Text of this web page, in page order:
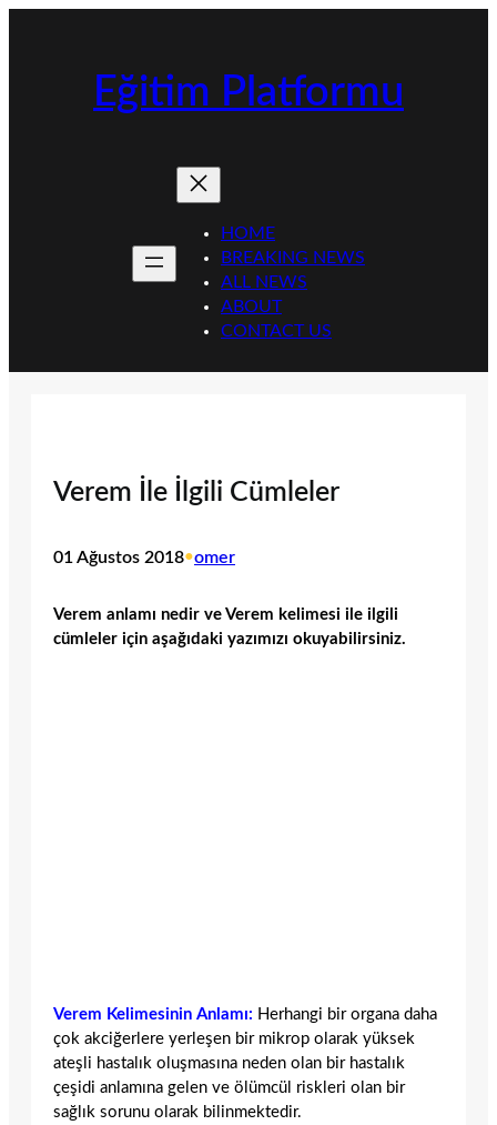
Eğitim Platformu
HOME
BREAKING NEWS
ALL NEWS
ABOUT
CONTACT US
Verem İle İlgili Cümleler
01 Ağustos 2018•omer
Verem anlamı nedir ve Verem kelimesi ile ilgili
cümleler için aşağıdaki yazımızı okuyabilirsiniz.
Verem Kelimesinin Anlamı: Herhangi bir organa daha
çok akciğerlere yerleşen bir mikrop olarak yüksek
ateşli hastalık oluşmasına neden olan bir hastalık
çeşidi anlamına gelen ve ölümcül riskleri olan bir
sağlık sorunu olarak bilinmektedir.